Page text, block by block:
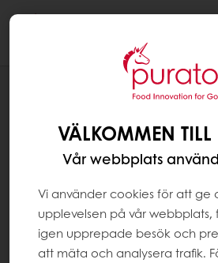
CITRONKAKA I FORM
VÄLKOMMEN TILL
Vår webbplats
Vi använder cookies för att ge
upplevelsen på vår webbplats,
igen upprepade besök och
att mäta och analysera trafik.